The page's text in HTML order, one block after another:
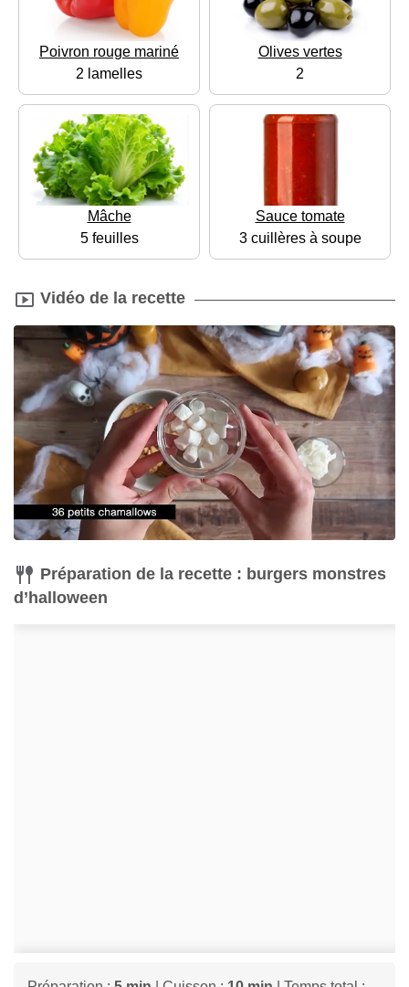
Poivron rouge mariné
2 lamelles
Olives vertes
2
Mâche
5 feuilles
Sauce tomate
3 cuillères à soupe
Vidéo de la recette
Préparation de la recette : burgers monstres
d’halloween